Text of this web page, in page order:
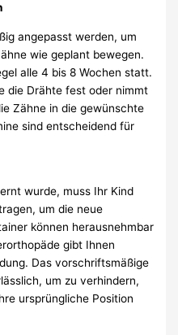
angepasst werden, um
wie geplant bewegen.
alle 4 bis 8 Wochen statt.
die Drähte fest oder nimmt
Zähne in die gewünschte
sind entscheidend für
wurde, muss Ihr Kind
um die neue
können herausnehmbar
gibt Ihnen
Das vorschriftsmäßige
um zu verhindern,
ursprüngliche Position